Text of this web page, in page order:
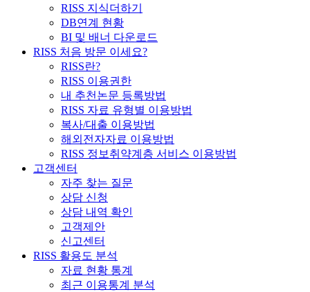
RISS 지식더하기
DB연계 현황
BI 및 배너 다운로드
RISS 처음 방문 이세요?
RISS란?
RISS 이용권한
내 추천논문 등록방법
RISS 자료 유형별 이용방법
복사/대출 이용방법
해외전자자료 이용방법
RISS 정보취약계층 서비스 이용방법
고객센터
자주 찾는 질문
상담 신청
상담 내역 확인
고객제안
신고센터
RISS 활용도 분석
자료 현황 통계
최근 이용통계 분석